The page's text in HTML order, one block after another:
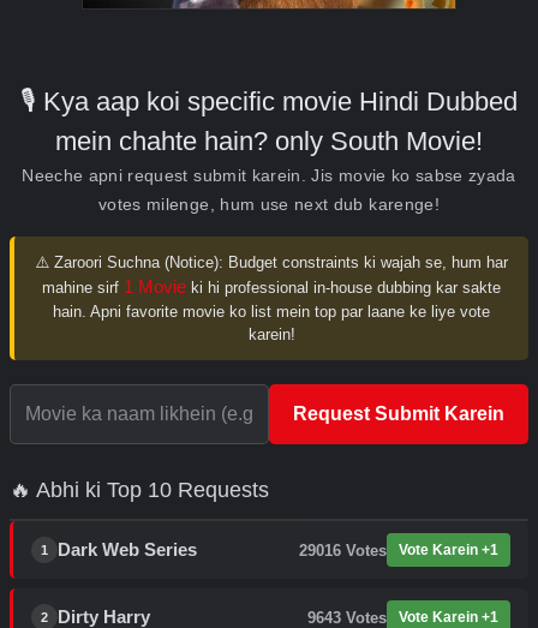
🎙️ Kya aap koi specific movie Hindi Dubbed
mein chahte hain? only South Movie!
Neeche apni request submit karein. Jis movie ko sabse zyada
votes milenge, hum use next dub karenge!
⚠️ Zaroori Suchna (Notice): Budget constraints ki wajah se, hum har
mahine sirf 1 Movie ki hi professional in-house dubbing kar sakte
hain. Apni favorite movie ko list mein top par laane ke liye vote
karein!
Request Submit Karein
🔥 Abhi ki Top 10 Requests
1 Dark Web Series 29016 Votes Vote Karein +1
2 Dirty Harry 9643 Votes Vote Karein +1